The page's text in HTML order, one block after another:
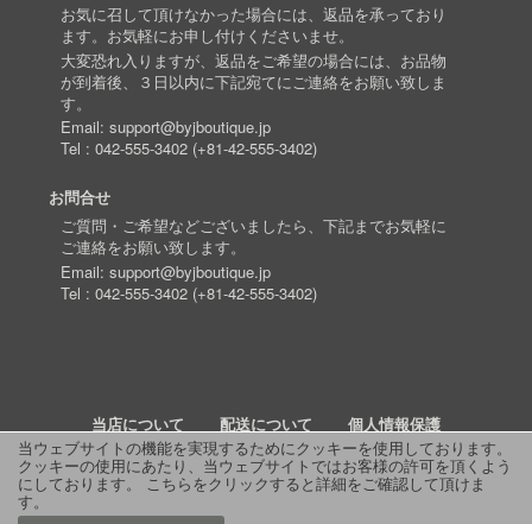
当ウェブサイトの機能を実現するためにクッキーを使用しております。
クッキーの使用にあたり、当ウェブサイトではお客様の許可を頂くよう
にしております。 こちらをクリックすると詳細をご確認して頂けま
す。
お気に召して頂けなかった場合には、返品を承っており
ます。お気軽にお申し付けくださいませ。
大変恐れ入りますが、返品をご希望の場合には、お品物
が到着後、３日以内に下記宛てにご連絡をお願い致しま
す。
Email: support@byjboutique.jp
Tel : 042-555-3402(+81-42-555-3402)
お問合せ
ご質問・ご希望などございましたら、下記までお気軽に
ご連絡をお願い致します。
Email: support@byjboutique.jp
Tel : 042-555-3402(+81-42-555-3402)
当店について 配送について
個人情報保護
詳細検索
よくあるご質問 お問い合わせ RSS